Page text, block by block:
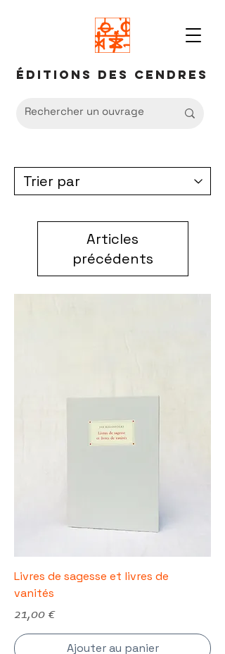
Éditions des Cendres
Articles
précédents
Livres de sagesse et livres de
vanités
Prix
21,00 €
Ajouter au panier